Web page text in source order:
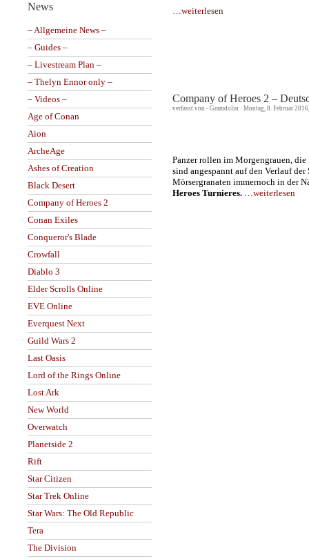
News
– Allgemeine News –
– Guides –
– Livestream Plan –
– Thelyn Ennor only –
– Videos –
Age of Conan
Aion
ArcheAge
Ashes of Creation
Black Desert
Company of Heroes 2
Conan Exiles
Conqueror's Blade
Crowfall
Diablo 3
Elder Scrolls Online
EVE Online
Everquest Next
Guild Wars 2
Last Oasis
Lord of the Rings Online
Lost Ark
New World
Overwatch
Planetside 2
Rift
Star Citizen
Star Trek Online
Star Wars: The Old Republic
Tera
The Division
…weiterlesen
Company of Heroes 2 –
verfasst von - Gramdulin · Montag, 8. Februar
Panzer rollen im Morgengrauen,
sind angespannt auf den Verlauf
Mörsergranaten immernoch in der
Heroes Turnieres.
…weiterlesen